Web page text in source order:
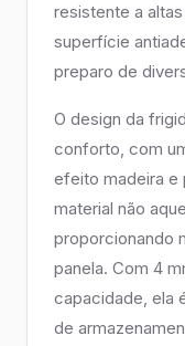
resistente a
superfície
preparo de
O design da
conforto, com
efeito madeira e
material não
proporcionando
panela. Com 4
capacidade, ela
de